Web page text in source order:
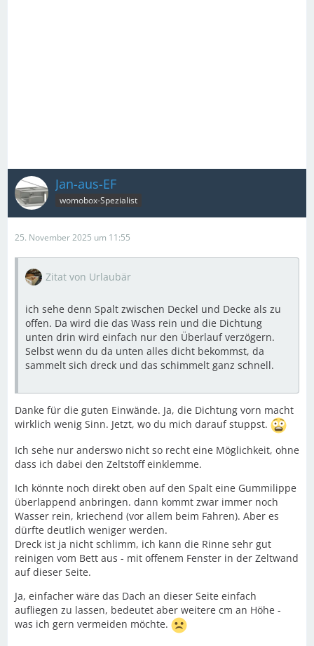
Jan-aus-EF
womobox-Spezialist
25. November 2025 um 11:55
Zitat von Urlaubär
ich sehe denn Spalt zwischen Deckel und Decke als zu
offen. Da wird die das Wass rein und die Dichtung
unten drin wird einfach nur den Überlauf verzögern.
Selbst wenn du da unten alles dicht bekommst, da
sammelt sich dreck und das schimmelt ganz schnell.
Danke für die guten Einwände. Ja, die Dichtung vorn macht
wirklich wenig Sinn. Jetzt, wo du mich darauf stuppst.
Ich sehe nur anderswo nicht so recht eine Möglichkeit, ohne
dass ich dabei den Zeltstoff einklemme.
Ich könnte noch direkt oben auf den Spalt eine Gummilippe
überlappend anbringen. dann kommt zwar immer noch
Wasser rein, kriechend (vor allem beim Fahren). Aber es
dürfte deutlich weniger werden.
Dreck ist ja nicht schlimm, ich kann die Rinne sehr gut
reinigen vom Bett aus - mit offenem Fenster in der Zeltwand
auf dieser Seite.
Ja, einfacher wäre das Dach an dieser Seite einfach
aufliegen zu lassen, bedeutet aber weitere cm an Höhe -
was ich gern vermeiden möchte.